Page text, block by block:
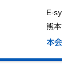
E-
熊